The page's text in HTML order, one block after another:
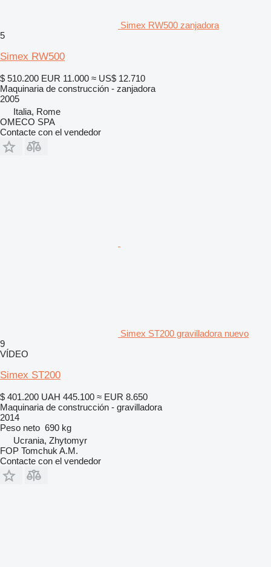
Simex RW500 zanjadora
5
Simex RW500
$ 510.200 EUR 11.000 ≈ US$ 12.710
Maquinaria de construcción - zanjadora
2005
Italia, Rome
OMECO SPA
Contacte con el vendedor
Simex ST200 gravilladora nuevo
9
VÍDEO
Simex ST200
$ 401.200 UAH 445.100 ≈ EUR 8.650
Maquinaria de construcción - gravilladora
2014
Peso neto 690 kg
Ucrania, Zhytomyr
FOP Tomchuk A.M.
Contacte con el vendedor